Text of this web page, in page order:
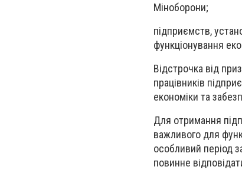
Міноборони;
підприємств,
функціонування
Відстрочка від
працівників
економіки та
Для отримання
важливого для
особливий період
повинне